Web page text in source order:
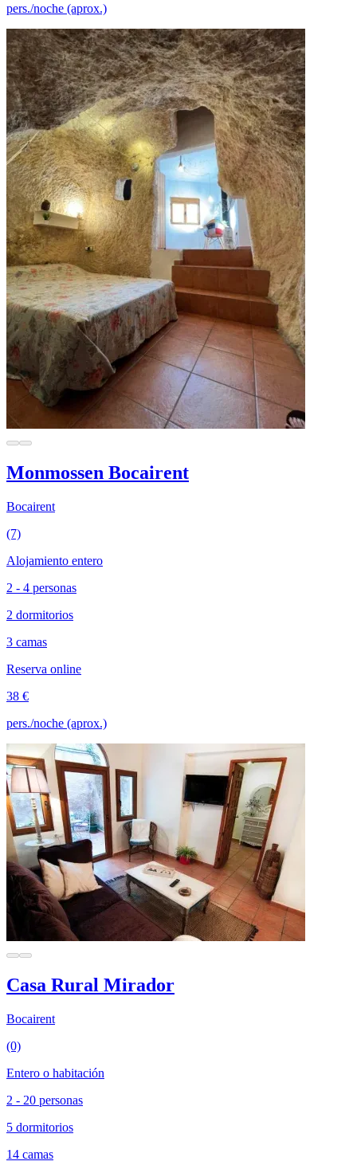
pers./noche (aprox.)
Monmossen Bocairent
Bocairent
(7)
Alojamiento entero
2 - 4 personas
2 dormitorios
3 camas
Reserva online
38 €
pers./noche (aprox.)
Casa Rural Mirador
Bocairent
(0)
Entero o habitación
2 - 20 personas
5 dormitorios
14 camas